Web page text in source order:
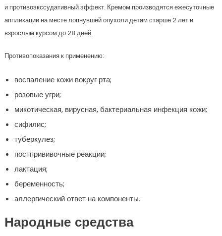
и противоэкссудативный эффект. Кремом производятся ежесуточные
аппликации на месте лопнувшей опухоли детям старше 2 лет и
взрослым курсом до 28 дней.
Противопоказания к применению:
воспаление кожи вокруг рта;
розовые угри;
микотическая, вирусная, бактериальная инфекция кожи;
сифилис;
туберкулез;
постпрививочные реакции;
лактация;
беременность;
аллергический ответ на компоненты.
Народные средства